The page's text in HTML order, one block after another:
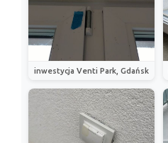
inwestycja Venti Park, Gdańsk